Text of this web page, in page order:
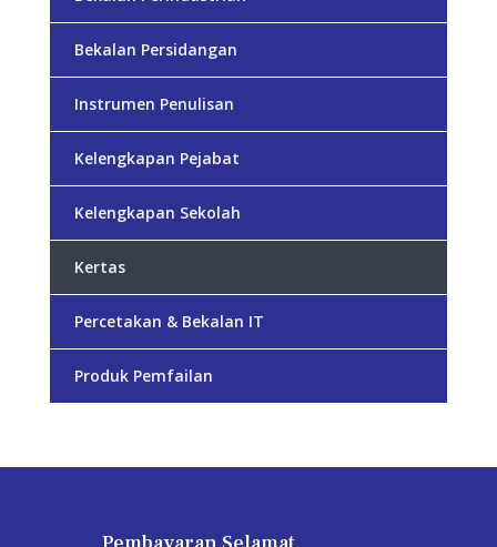
Bekalan Persidangan
Instrumen Penulisan
Kelengkapan Pejabat
Kelengkapan Sekolah
Kertas
Percetakan & Bekalan IT
Produk Pemfailan